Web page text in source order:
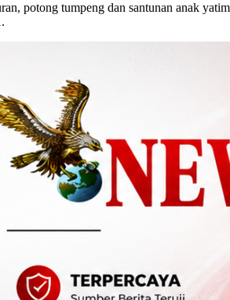
potong tumpeng dan santunan anak